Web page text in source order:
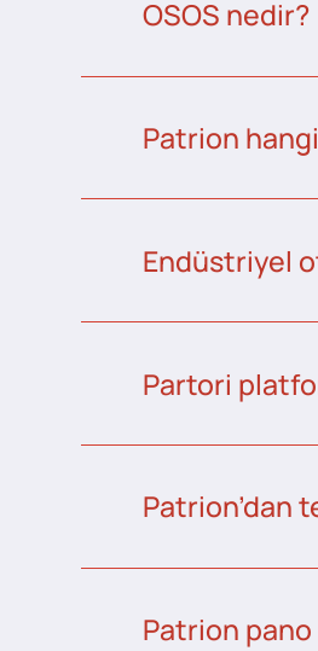
OSOS nedir?
Patrion
Endüstriyel
Partori
Patrion’dan
Patrion